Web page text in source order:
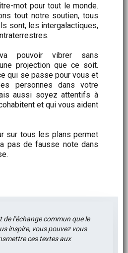
mot pour tout le monde.
tout notre soutien, tous
sont, les intergalactiques,
pouvoir vibrer sans
projection que ce soit.
qui se passe pour vous et
personnes dans votre
aussi soyez attentifs à
et qui vous aident
sur tous les plans permet
pas de fausse note dans
l’échange commun que le
inspire, vous pouvez vous
ces textes aux